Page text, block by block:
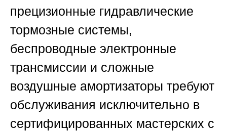
прецизионные гидравлические
тормозные системы,
беспроводные электронные
трансмиссии и сложные
воздушные амортизаторы требуют
обслуживания исключительно в
сертифицированных мастерских с